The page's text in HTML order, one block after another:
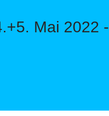
Mai 2022 -